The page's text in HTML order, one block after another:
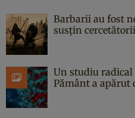
Barbarii au fost
susțin cercetătorii
Un studiu radical
Pământ a apărut